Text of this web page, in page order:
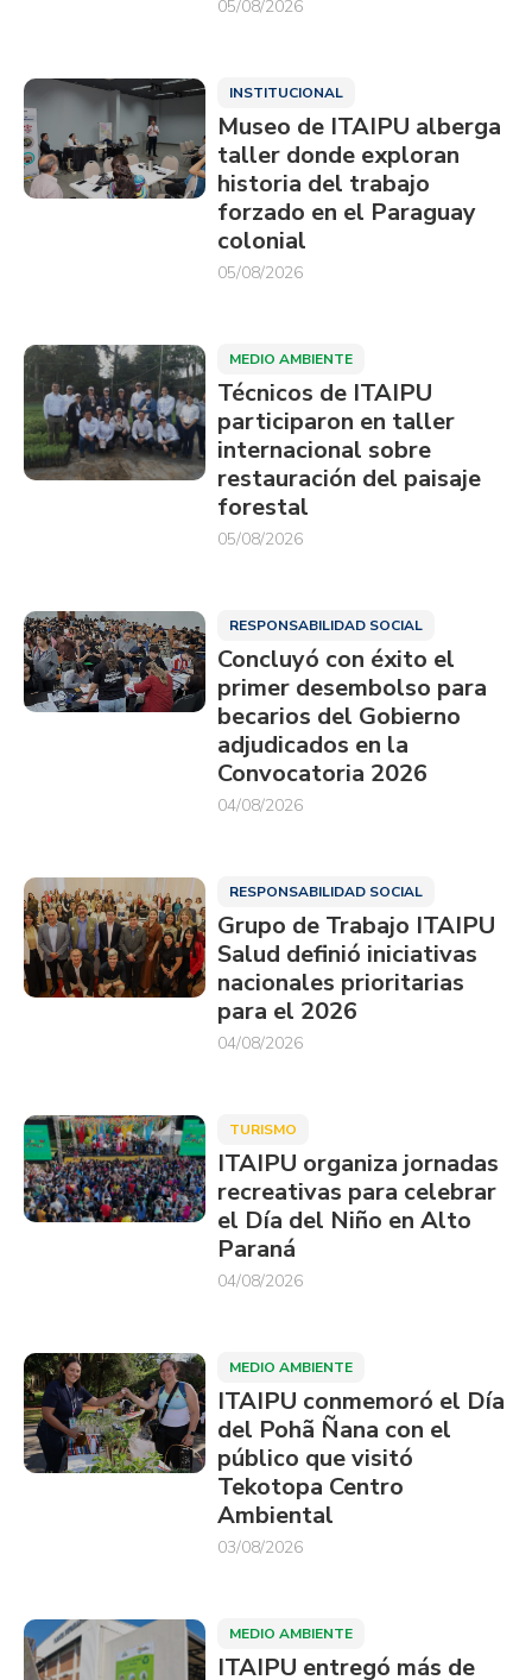
05/08/2026
INSTITUCIONAL
Museo de ITAIPU alberga
taller donde exploran
historia del trabajo
forzado en el Paraguay
colonial
05/08/2026
MEDIO AMBIENTE
Técnicos de ITAIPU
participaron en taller
internacional sobre
restauración del paisaje
forestal
05/08/2026
RESPONSABILIDAD SOCIAL
Concluyó con éxito el
primer desembolso para
becarios del Gobierno
adjudicados en la
Convocatoria 2026
04/08/2026
RESPONSABILIDAD SOCIAL
Grupo de Trabajo ITAIPU
Salud definió iniciativas
nacionales prioritarias
para el 2026
04/08/2026
TURISMO
ITAIPU organiza jornadas
recreativas para celebrar
el Día del Niño en Alto
Paraná
04/08/2026
MEDIO AMBIENTE
ITAIPU conmemoró el Día
del Pohã Ñana con el
público que visitó
Tekotopa Centro
Ambiental
03/08/2026
MEDIO AMBIENTE
ITAIPU entregó más de